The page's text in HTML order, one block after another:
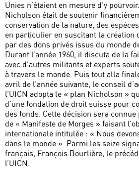
Unies n’étaient en mesure d’y
Nicholson était de soutenir
conservation de la nature, des
en particulier en suscitant la création
par des dons privés issus du monde
Durant l’année 1960, il discuta de la
avec d’autres militants et experts
à travers le monde. Puis tout alla
avril de l’année suivante, le conseil
l’UICN adopta le « plan Nicholson »
d’une fondation de droit suisse pour
des fonds. Cette décision sera
de « Manifeste de Morges » faisant
internationale intitulée : « Nous
dans le monde ». Parmi les seize
français, François Bourlière, le
l’UICN.